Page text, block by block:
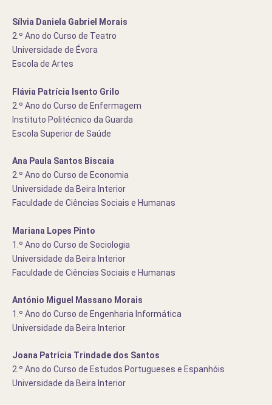
Sílvia Daniela Gabriel Morais
2.º Ano do Curso de Teatro
Universidade de Évora
Escola de Artes
Flávia Patrícia Isento Grilo
2.º Ano do Curso de Enfermagem
Instituto Politécnico da Guarda
Escola Superior de Saúde
Ana Paula Santos Biscaia
2.º Ano do Curso de Economia
Universidade da Beira Interior
Faculdade de Ciências Sociais e Humanas
Mariana Lopes Pinto
1.º Ano do Curso de Sociologia
Universidade da Beira Interior
Faculdade de Ciências Sociais e Humanas
António Miguel Massano Morais
1.º Ano do Curso de Engenharia Informática
Universidade da Beira Interior
Joana Patrícia Trindade dos Santos
2.º Ano do Curso de Estudos Portugueses e Espanhóis
Universidade da Beira Interior